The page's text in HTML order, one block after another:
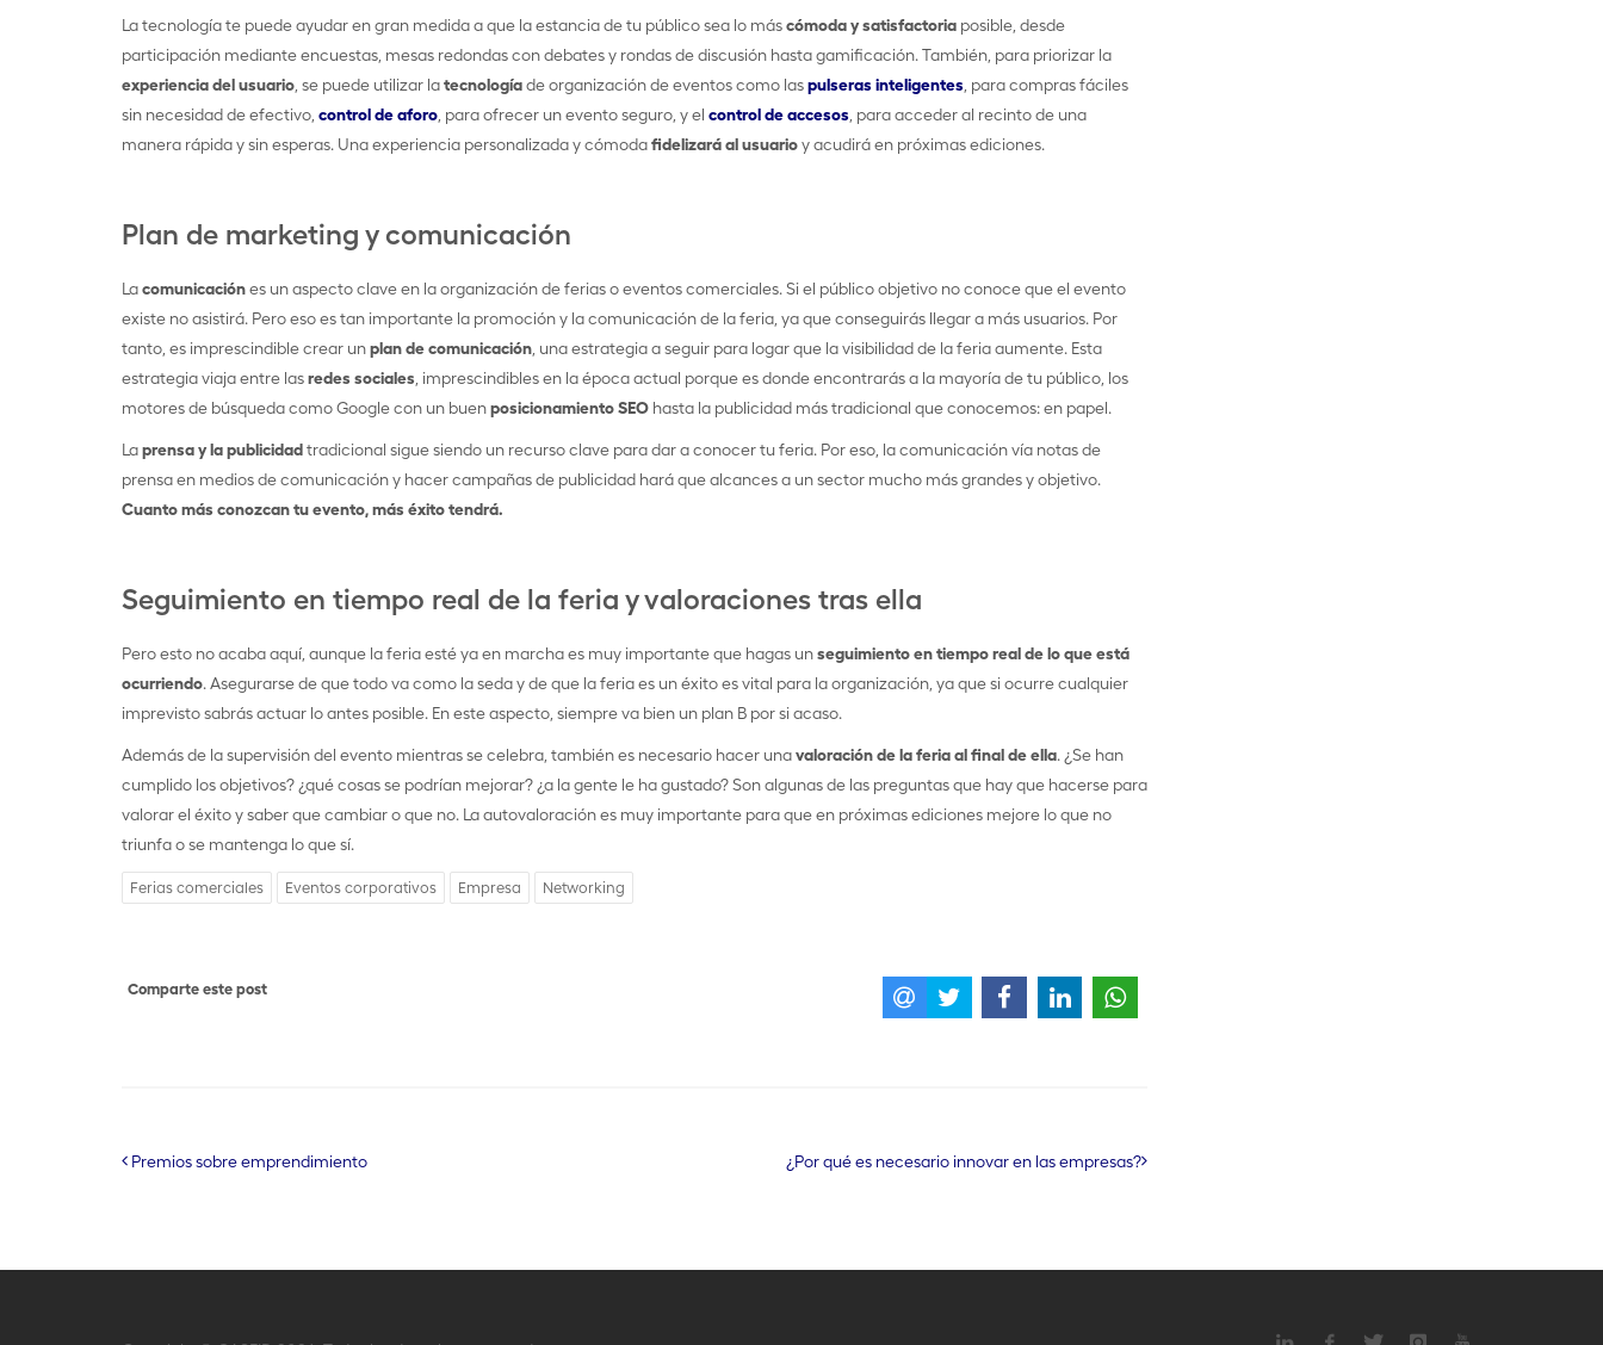
La tecnología te puede ayudar en gran medida a que la estancia de tu público sea lo máscómoda y satisfactoria posible, desde
participación mediante encuestas, mesas redondas con debates y rondas de discusión hasta gamificación. También, para priorizar la
experiencia del usuario , se puede utilizar latecnologíade organización de eventos como laspulseras inteligentes , para compras fáciles
sin necesidad de efectivo, control de aforo , para ofrecer un evento seguro, y el control de accesos , para acceder al recinto de una
manera rápida y sin esperas. Una experiencia personalizada y cómodafidelizará al usuarioy acudirá en próximas ediciones.
Plan de marketing y comunicación
Lacomunicaciónes un aspecto clave en la organización de ferias o eventos comerciales. Si el público objetivo no conoce que el evento
existe no asistirá. Pero eso es tan importante la promoción y la comunicación de la feria, ya que conseguirás llegar a más usuarios. Por
tanto, es imprescindible crear unplan de comunicación , una estrategia a seguir para logar que la visibilidad de la feria aumente. Esta
estrategia viaja entre lasredes sociales , imprescindibles en la época actual porque es donde encontrarás a la mayoría de tu público, los
motores de búsqueda como Google con un buenposicionamiento SEO hasta la publicidad más tradicional que conocemos: en papel.
Laprensa y la publicidadtradicional sigue siendo un recurso clave para dar a conocer tu feria. Por eso, la comunicación vía notas de
prensa en medios de comunicación y hacer campañas de publicidad hará que alcances a un sector mucho más grandes y objetivo.
Cuanto más conozcan tu evento, más éxito tendrá.
Seguimiento en tiempo real de la feria y valoraciones tras ella
Pero esto no acaba aquí, aunque la feria esté ya en marcha es muy importante que hagas unseguimiento en tiempo real de lo que está
ocurriendo. Asegurarse de que todo va como la seda y de que la feria es un éxito es vital para la organización, ya que si ocurre cualquier
imprevisto sabrás actuar lo antes posible. En este aspecto, siempre va bien un plan B por si acaso.
Además de la supervisión del evento mientras se celebra, también es necesario hacer unavaloración de la feria al final de ella. ¿Se han
cumplido los objetivos? ¿qué cosas se podrían mejorar? ¿a la gente le ha gustado? Son algunas de las preguntas que hay que hacerse para
valorar el éxito y saber que cambiar o que no. La autovaloración es muy importante para que en próximas ediciones mejore lo que no
triunfa o se mantenga lo que sí.
Ferias comerciales Eventos corporativos Empresa Networking
Comparte este post
Premios sobre emprendimiento ¿Por qué es necesario innovar en las empresas?